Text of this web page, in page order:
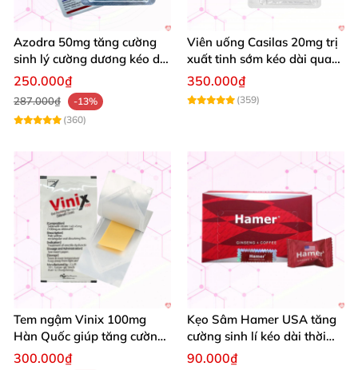
Azodra 50mg tăng cường
sinh lý cường dương kéo dài
quan hệ an toàn
250.000₫
287.000₫
-13%
(360)
Viên uống Casilas 20mg trị
xuất tinh sớm kéo dài quan
hệ an toàn hiệu quả
350.000₫
(359)
Tem ngậm Vinix 100mg
Hàn Quốc giúp tăng cường
sinh lý mạnh mẽ kéo dài
300.000₫
Kẹo Sâm Hamer USA tăng
cường sinh lí kéo dài thời
gian quan hệ chính hãng
90.000₫